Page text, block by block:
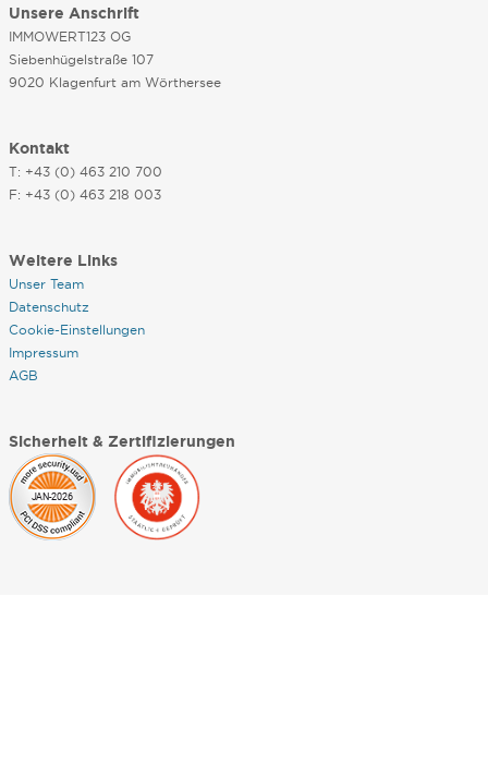
Unsere Anschrift
IMMOWERT123 OG
Siebenhügelstraße 107
9020 Klagenfurt am Wörthersee
Kontakt
T: +43 (0) 463 210 700
F: +43 (0) 463 218 003
Weitere Links
Unser Team
Datenschutz
Cookie-Einstellungen
Impressum
AGB
Sicherheit & Zertifizierungen